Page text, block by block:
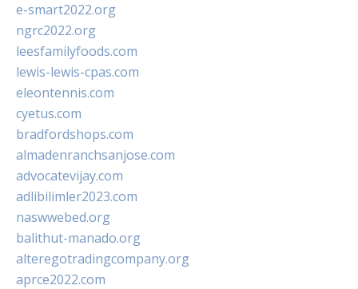
e-smart2022.org
ngrc2022.org
leesfamilyfoods.com
lewis-lewis-cpas.com
eleontennis.com
cyetus.com
bradfordshops.com
almadenranchsanjose.com
advocatevijay.com
adlibilimler2023.com
naswwebed.org
balithut-manado.org
alteregotradingcompany.org
aprce2022.com